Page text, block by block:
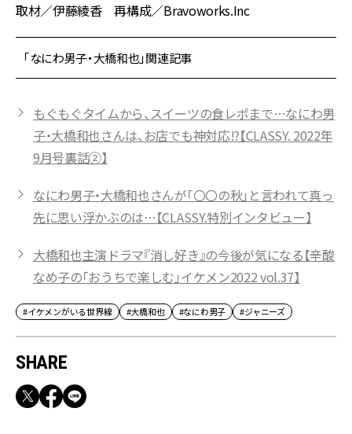
取材／伊藤綾香 再構成／Bravoworks.Inc
「なにわ男子・大橋和也」関連記事
もぐもぐタイムから、スイーツの食レポまで…なにわ男
子・大橋和也さんは、お店でも神対応!?【CLASSY. 2022年
9月号裏話②】
なにわ男子・大橋和也さんが「〇〇の秋」と言われて真っ
先に思い浮かぶのは…【CLASSY.特別インタビュー】
大橋和也主演ドラマ『消し好き』の今後が気になる【辛酸
なめ子の「おうちで楽しむ」イケメン2022 vol.37】
#イケメンがいる世界線 #大橋和也 #なにわ男子 #ジャニーズ
SHARE